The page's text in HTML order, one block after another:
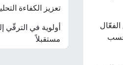
تعزيز الكفاءة
أولوية في الترقّي
مستقبلاً